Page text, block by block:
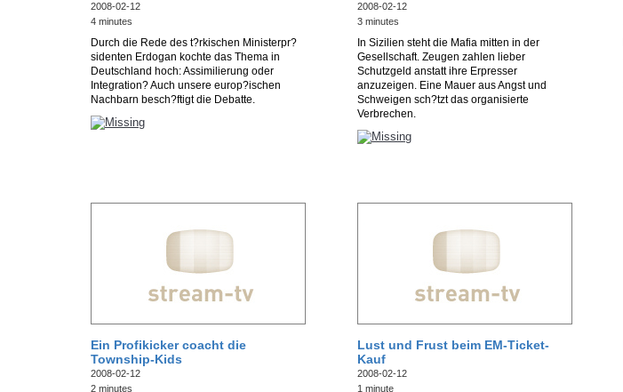
2008-02-12
4 minutes
Durch die Rede des t?rkischen Ministerpr?
sidenten Erdogan kochte das Thema in
Deutschland hoch: Assimilierung oder
Integration? Auch unsere europ?ischen
Nachbarn besch?ftigt die Debatte.
2008-02-12
3 minutes
In Sizilien steht die Mafia mitten in der
Gesellschaft. Zeugen zahlen lieber
Schutzgeld anstatt ihre Erpresser
anzuzeigen. Eine Mauer aus Angst und
Schweigen sch?tzt das organisierte
Verbrechen.
Ein Profikicker coacht die
Township-Kids
2008-02-12
2 minutes
Lust und Frust beim EM-Ticket-
Kauf
2008-02-12
1 minute